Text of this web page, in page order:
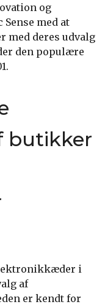
og
med at
med deres udvalg
den populære
butikker
i
af
er kendt for